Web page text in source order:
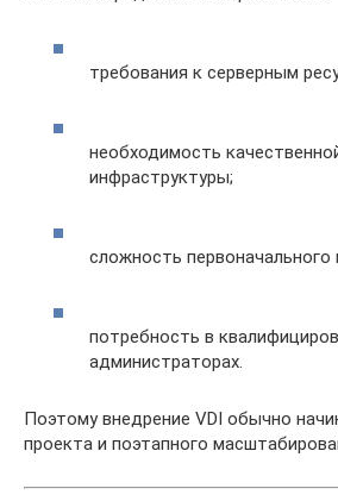
требования к серверным
необходимость
инфраструктуры;
сложность первоначального
потребность в
администраторах.
Поэтому внедрение VDI обычно
проекта и поэтапного